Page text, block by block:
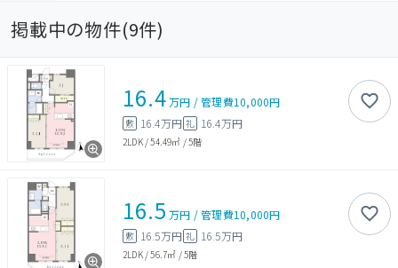
掲載中の物件(9件)
16.4万円 /管理費10,000円
敷 16.4万円 礼 16.4万円
2LDK/54.49㎡ /5階
16.5 万円 /管理費10,000円
敷 16.5万円 礼 16.5万円
2LDK/56.7㎡ /5階